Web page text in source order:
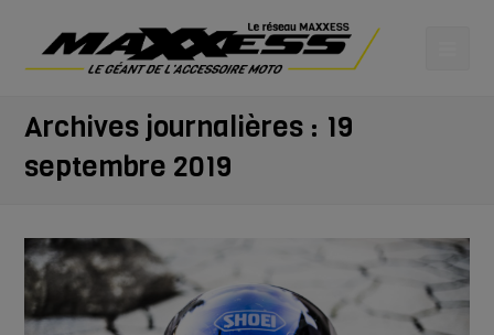
Archives journalières : 19
septembre 2019